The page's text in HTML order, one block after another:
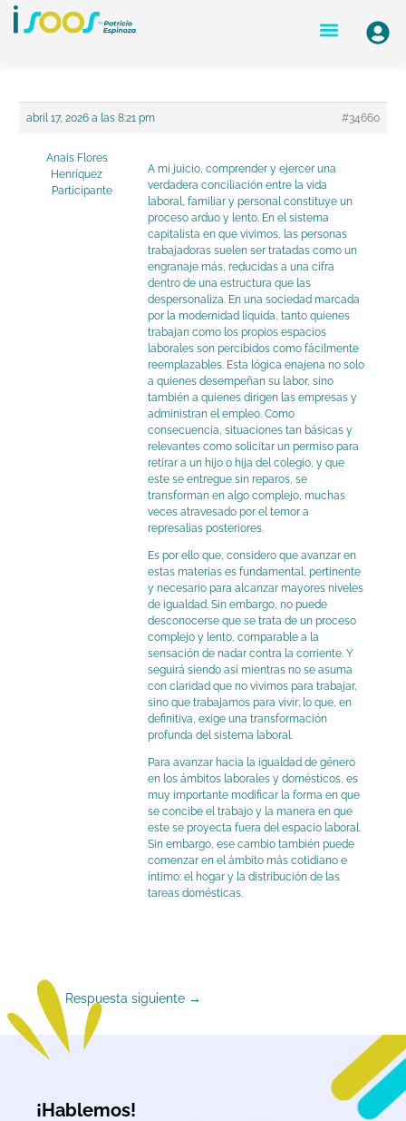
Menu
abril 17, 2026 a las 8:21 pm #34660
Anais Flores
Henríquez
Participante
A mi juicio, comprender y ejercer una
verdadera conciliación entre la vida
laboral, familiar y personal constituye un
proceso arduo y lento. En el sistema
capitalista en que vivimos, las personas
trabajadoras suelen ser tratadas como un
engranaje más, reducidas a una cifra
dentro de una estructura que las
despersonaliza. En una sociedad marcada
por la modernidad líquida, tanto quienes
trabajan como los propios espacios
laborales son percibidos como fácilmente
reemplazables. Esta lógica enajena no solo
a quienes desempeñan su labor, sino
también a quienes dirigen las empresas y
administran el empleo. Como
consecuencia, situaciones tan básicas y
relevantes como solicitar un permiso para
retirar a un hijo o hija del colegio, y que
este se entregue sin reparos, se
transforman en algo complejo, muchas
veces atravesado por el temor a
represalias posteriores.
Es por ello que, considero que avanzar en
estas materias es fundamental, pertinente
y necesario para alcanzar mayores niveles
de igualdad. Sin embargo, no puede
desconocerse que se trata de un proceso
complejo y lento, comparable a la
sensación de nadar contra la corriente. Y
seguirá siendo así mientras no se asuma
con claridad que no vivimos para trabajar,
sino que trabajamos para vivir; lo que, en
definitiva, exige una transformación
profunda del sistema laboral.
Para avanzar hacia la igualdad de género
en los ámbitos laborales y domésticos, es
muy importante modificar la forma en que
se concibe el trabajo y la manera en que
este se proyecta fuera del espacio laboral.
Sin embargo, ese cambio también puede
comenzar en el ámbito más cotidiano e
íntimo: el hogar y la distribución de las
tareas domésticas.
Navegación
Respuesta siguiente →
¡Hablemos!